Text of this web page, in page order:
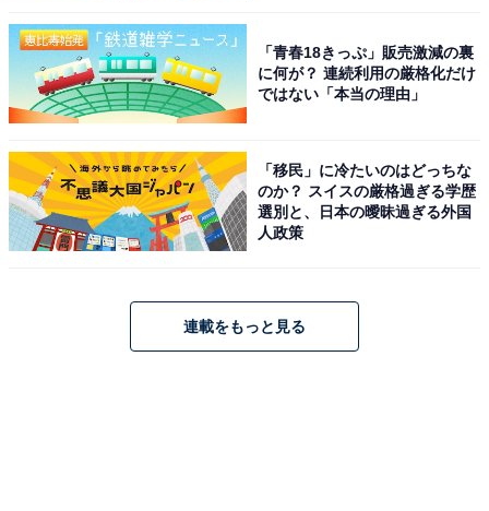
「青春18きっぷ」販売激減の裏
に何が？ 連続利用の厳格化だけ
ではない「本当の理由」
「移民」に冷たいのはどっちな
のか？ スイスの厳格過ぎる学歴
選別と、日本の曖昧過ぎる外国
人政策
連載をもっと見る